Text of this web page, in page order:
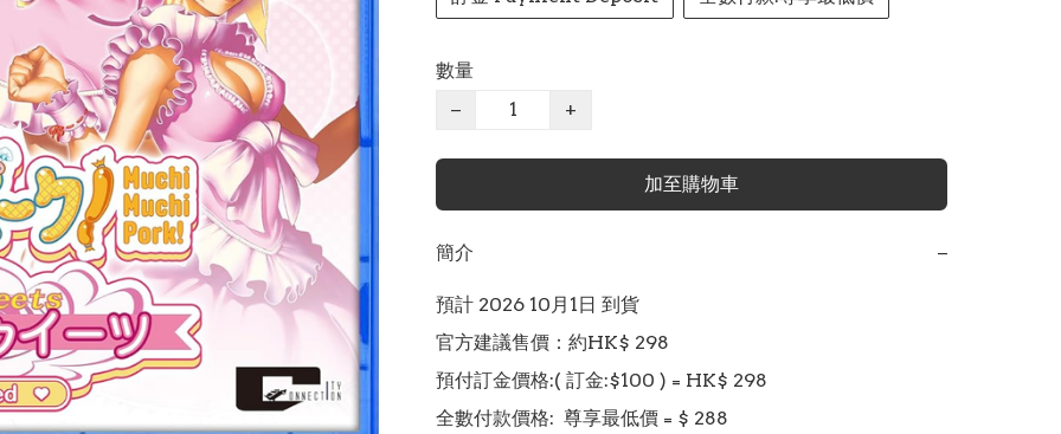
數量
−
+
加至購物車
簡介 −
預計 2026 10月1日 到貨
官方建議售價：約HK$ 298
預付訂金價格:( 訂金:$100 ) = HK$ 298
全數付款價格:  尊享最低價 = $ 288